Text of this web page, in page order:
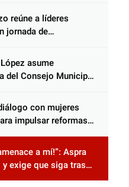
para fortalecer su
Honduras
reúne a líderes
jornada de
asume
del Consejo Municipal
2026con mujeres
impulsar reformas
a mí!”: Aspra
y exige que siga tras